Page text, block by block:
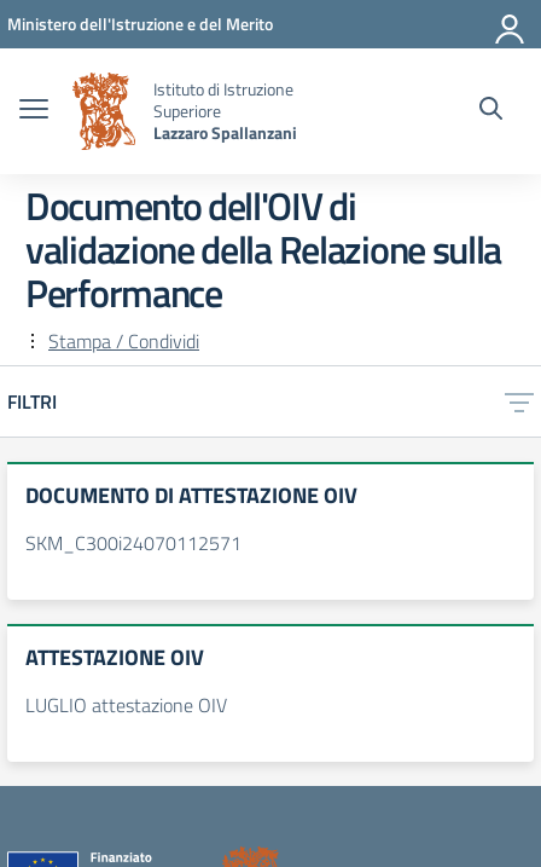
Vai ai contenuti
Vai al menu di navigazione
Vai al footer
Ministero dell'Istruzione e del Merito
Istituto di Istruzione
Superiore
Lazzaro Spallanzani
Documento dell'OIV di
validazione della Relazione sulla
Performance
Stampa / Condividi
FILTRI
DOCUMENTO DI ATTESTAZIONE OIV
SKM_C300i24070112571
ATTESTAZIONE OIV
LUGLIO attestazione OIV